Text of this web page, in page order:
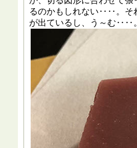
るのかもしれない‥‥。そ
が出ているし、う～む‥‥